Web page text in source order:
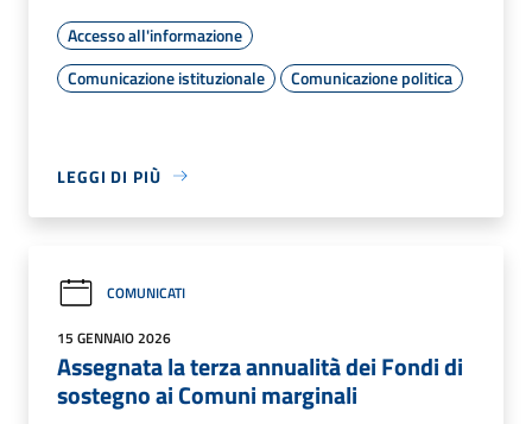
Accesso all'informazione
Comunicazione istituzionale
Comunicazione politica
LEGGI DI PIÙ
COMUNICATI
15 GENNAIO 2026
Assegnata la terza annualità dei Fondi di
sostegno ai Comuni marginali